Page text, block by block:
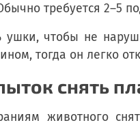
требуется 2–5
ушки, чтобы не
тогда он легко
снять
животного